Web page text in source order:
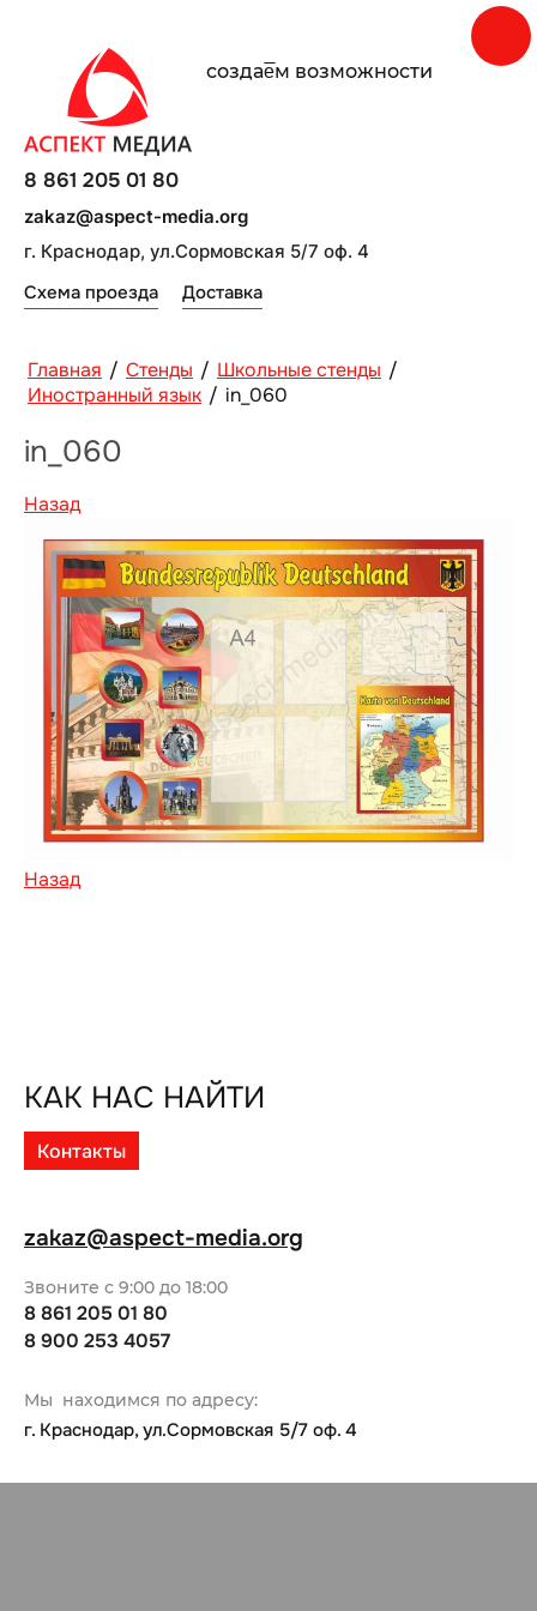
создаe̅м возможности
г. Краснодар, ул.Сормовская 5/7 оф. 4
Схема проезда Доставка
8 861 205 01 80
zakaz@aspect-media.org
Главная / Стенды / Школьные стенды /
Иностранный язык / in_060
in_060
Назад
Назад
КАК НАС НАЙТИ
Контакты
Мы находимся по адресу:
г. Краснодар, ул.Сормовская 5/7 оф. 4
Звоните с 9:00 до 18:00
8 861 205 01 80
8 900 253 4057
zakaz@aspect-media.org